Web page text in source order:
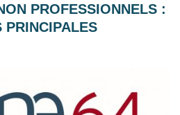
PROFESSIONNELS :
PRINCIPALES